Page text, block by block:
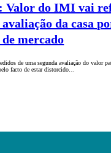
Valor do IMI vai
avaliação da casa
mercado
de uma segunda avaliação do valor
facto de estar distorcido…